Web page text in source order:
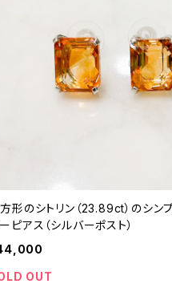
形のシトリン（23.89ct）のシン
ピアス（シルバーポスト）
OUT